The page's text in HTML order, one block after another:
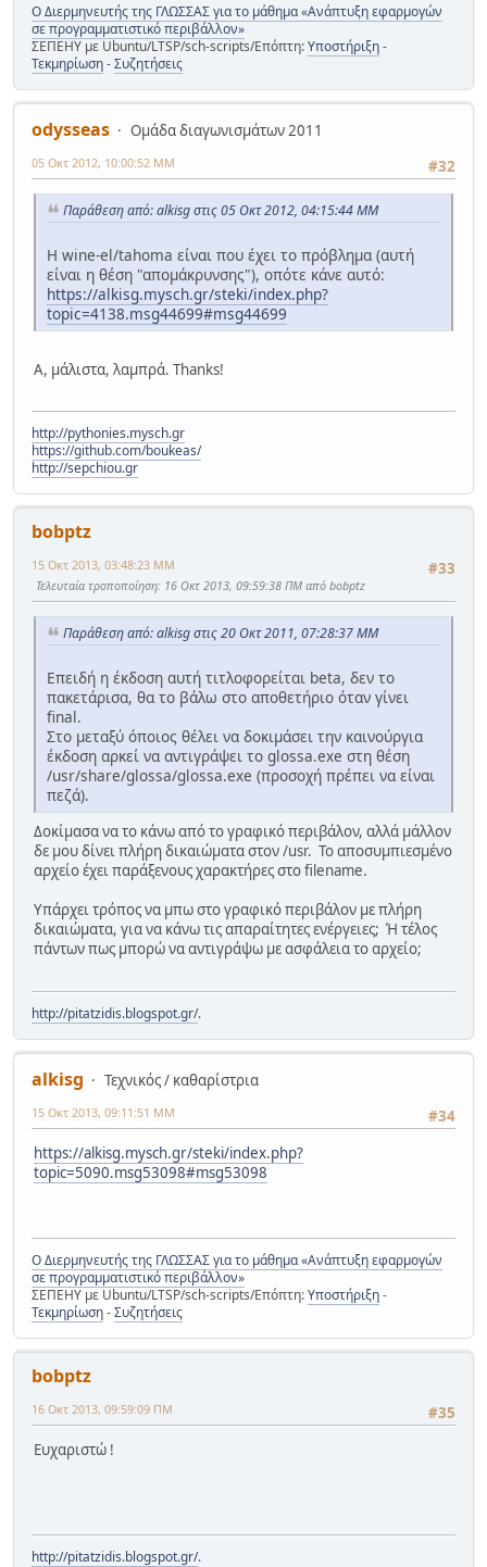
Ο Διερμηνευτής της ΓΛΩΣΣΑΣ για το μάθημα «Ανάπτυξη εφαρμογών
σε προγραμματιστικό περιβάλλον»
ΣΕΠΕΗΥ με Ubuntu/LTSP/sch-scripts/Επόπτη:Υποστήριξη-
Τεκμηρίωση-Συζητήσεις
odysseas
Ομάδα διαγωνισμάτων 2011
#32
05 Οκτ 2012, 10:00:52 ΜΜ
Παράθεση από: alkisg στις 05 Οκτ 2012, 04:15:44 ΜΜ
Η wine-el/tahoma είναι που έχει το πρόβλημα (αυτή
είναι η θέση "απομάκρυνσης"), οπότε κάνε αυτό:
https://alkisg.mysch.gr/steki/index.php?
topic=4138.msg44699#msg44699
Α, μάλιστα, λαμπρά. Thanks!
http://pythonies.mysch.gr
https://github.com/boukeas/
http://sepchiou.gr
bobptz
#33
15 Οκτ 2013, 03:48:23 ΜΜ
Τελευταία τροποποίηση: 16 Οκτ 2013, 09:59:38 ΠΜ από bobptz
Παράθεση από: alkisg στις 20 Οκτ 2011, 07:28:37 ΜΜ
Επειδή η έκδοση αυτή τιτλοφορείται beta, δεν το
πακετάρισα, θα το βάλω στο αποθετήριο όταν γίνει
final.
Στο μεταξύ όποιος θέλει να δοκιμάσει την καινούργια
έκδοση αρκεί να αντιγράψει το glossa.exe στη θέση
/usr/share/glossa/glossa.exe (προσοχή πρέπει να είναι
πεζά).
Δοκίμασα να το κάνω από το γραφικό περιβάλον, αλλά μάλλον
δε μου δίνει πλήρη δικαιώματα στον /usr. Το αποσυμπιεσμένο
αρχείο έχει παράξενους χαρακτήρες στο filename.
Υπάρχει τρόπος να μπω στο γραφικό περιβάλον με πλήρη
δικαιώματα, για να κάνω τις απαραίτητες ενέργειες; Ή τέλος
πάντων πως μπορώ να αντιγράψω με ασφάλεια το αρχείο;
http://pitatzidis.blogspot.gr/.
alkisg
Τεχνικός / καθαρίστρια
#34
15 Οκτ 2013, 09:11:51 ΜΜ
https://alkisg.mysch.gr/steki/index.php?
topic=5090.msg53098#msg53098
Ο Διερμηνευτής της ΓΛΩΣΣΑΣ για το μάθημα «Ανάπτυξη εφαρμογών
σε προγραμματιστικό περιβάλλον»
ΣΕΠΕΗΥ με Ubuntu/LTSP/sch-scripts/Επόπτη:Υποστήριξη-
Τεκμηρίωση-Συζητήσεις
bobptz
#35
16 Οκτ 2013, 09:59:09 ΠΜ
Ευχαριστώ !
http://pitatzidis.blogspot.gr/.